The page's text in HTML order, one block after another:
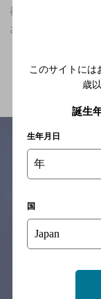
福井県,掘りごたつあ
お店
サイ
念のためお店にご
このサイトには
歳
誕生
生年月日
年
国